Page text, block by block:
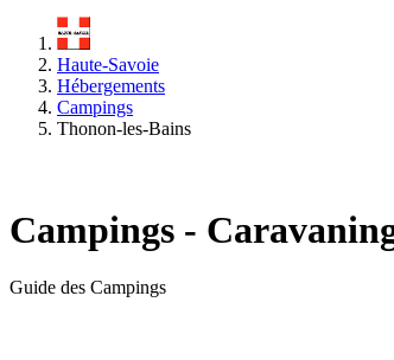
Haute-Savoie
Hébergements
Campings
Thonon-les-Bains
Campings -
Guide des Campings